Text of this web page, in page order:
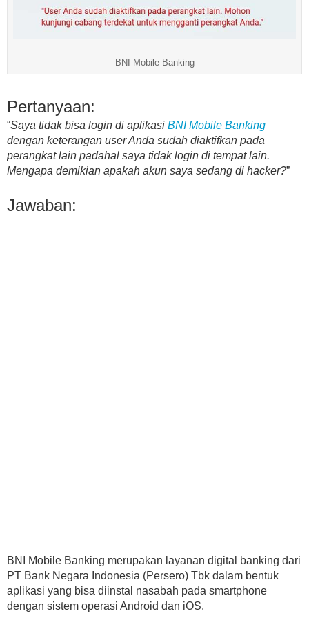
BNI Mobile Banking
Pertanyaan:
“Saya tidak bisa login di aplikasi BNI Mobile Banking
dengan keterangan user Anda sudah diaktifkan pada
perangkat lain padahal saya tidak login di tempat lain.
Mengapa demikian apakah akun saya sedang di hacker?”
Jawaban:
BNI Mobile Banking merupakan layanan digital banking dari
PT Bank Negara Indonesia (Persero) Tbk dalam bentuk
aplikasi yang bisa diinstal nasabah pada smartphone
dengan sistem operasi Android dan iOS.